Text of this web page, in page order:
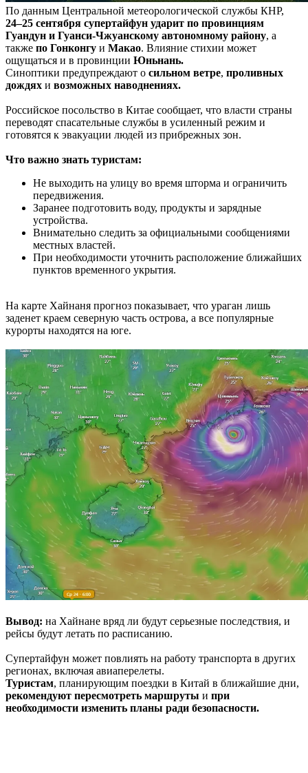
По данным Центральной метеорологической службы КНР,
24–25 сентября супертайфун ударит по провинциям
Гуандун и Гуанси-Чжуанскому автономному району, а
также по Гонконгу и Макао. Влияние стихии может
ощущаться и в провинции Юньнань.
Синоптики предупреждают о сильном ветре, проливных
дождях и возможных наводнениях.
Российское посольство в Китае сообщает, что власти страны
переводят спасательные службы в усиленный режим и
готовятся к эвакуации людей из прибрежных зон.
Что важно знать туристам:
Не выходить на улицу во время шторма и ограничить
передвижения.
Заранее подготовить воду, продукты и зарядные
устройства.
Внимательно следить за официальными сообщениями
местных властей.
При необходимости уточнить расположение ближайших
пунктов временного укрытия.
На карте Хайнаня прогноз показывает, что ураган лишь
заденет краем северную часть острова, а все популярные
курорты находятся на юге.
Вывод: на Хайнане вряд ли будут серьезные последствия, и
рейсы будут летать по расписанию.
Супертайфун может повлиять на работу транспорта в других
регионах, включая авиаперелеты.
Туристам, планирующим поездки в Китай в ближайшие дни,
рекомендуют пересмотреть маршруты и при
необходимости изменить планы ради безопасности.